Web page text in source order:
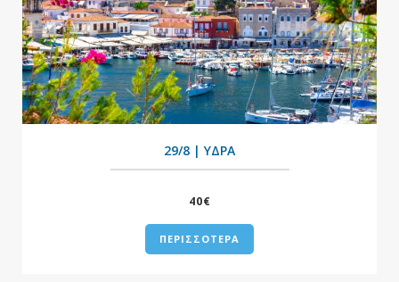
+
29/8 | ΥΔΡΑ
40€
ΠΕΡΙΣΣΟΤΕΡΑ